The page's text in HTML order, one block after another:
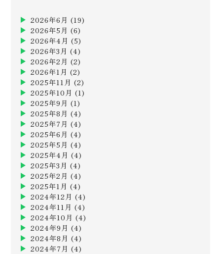
2026年6月 (19)
2026年5月 (6)
2026年4月 (5)
2026年3月 (4)
2026年2月 (2)
2026年1月 (2)
2025年11月 (2)
2025年10月 (1)
2025年9月 (1)
2025年8月 (4)
2025年7月 (4)
2025年6月 (4)
2025年5月 (4)
2025年4月 (4)
2025年3月 (4)
2025年2月 (4)
2025年1月 (4)
2024年12月 (4)
2024年11月 (4)
2024年10月 (4)
2024年9月 (4)
2024年8月 (4)
2024年7月 (4)